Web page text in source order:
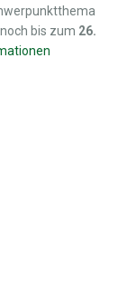
bis zum 26.